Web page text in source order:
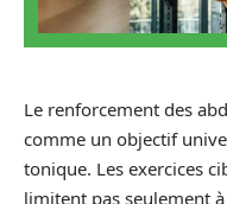
Le renforcement des
comme un objectif
tonique. Les exercices
limitent pas seulement